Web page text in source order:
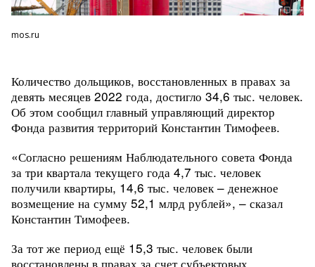
mos.ru
Количество дольщиков, восстановленных в правах за
девять месяцев 2022 года, достигло 34,6 тыс. человек.
Об этом сообщил главный управляющий директор
Фонда развития территорий Константин Тимофеев.
«Согласно решениям Наблюдательного совета Фонда
за три квартала текущего года 4,7 тыс. человек
получили квартиры, 14,6 тыс. человек – денежное
возмещение на сумму 52,1 млрд рублей», – сказал
Константин Тимофеев.
За тот же период ещё 15,3 тыс. человек были
восстановлены в правах за счет субъектовых